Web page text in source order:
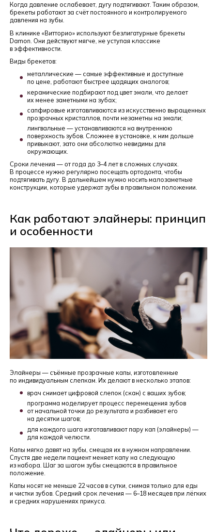
Когда давление ослабевает, дугу подтягивают. Таким образом,
брекеты работают за счёт постоянного и контролируемого
давления на зубы.
В клинике «Витторио» используют безлигатурные брекеты
Damon. Они действуют мягче, не уступая классике
в эффективности.
Виды брекетов:
металлические — самые эффективные и доступные
по цене, работают быстрее щадящих аналогов;
керамические подбирают под цвет эмали, что делает
их менее заметными на зубах;
сапфировые изготавливаются из искусственно выращенных
прозрачных кристаллов, почти незаметны на эмали;
лингвальные — устанавливаются на внутреннюю
поверхность зубов. Сложнее в установке, к ним дольше
привыкают, зато они абсолютно невидимы для
окружающих.
Сроки лечения — от года до 3–4 лет в сложных случаях.
В процессе нужно регулярно посещать ортодонта, чтобы
подтягивать дугу. В дальнейшем нужно носить малозаметные
конструкции, которые удержат зубы в правильном положении.
Как работают элайнеры: принцип
и особенности
Элайнеры — съёмные прозрачные капы, изготовленные
по индивидуальным слепкам. Их делают в несколько этапов:
врач снимает цифровой слепок (скан) с ваших зубов;
программа моделирует процесс перемещения зубов
от начальной точки до результата и разбивает его
на десятки шагов;
для каждого шага изготавливают пару кап (элайнеры) —
для каждой челюсти.
Капы мягко давят на зубы, смещая их в нужном направлении.
Спустя две недели пациент меняет капу на следующую
из набора. Шаг за шагом зубы смещаются в правильное
положение.
Капы носят не меньше 22 часов в сутки, снимая только для еды
и чистки зубов. Средний срок лечения — 6–18 месяцев при лёгких
и средних нарушениях прикуса.